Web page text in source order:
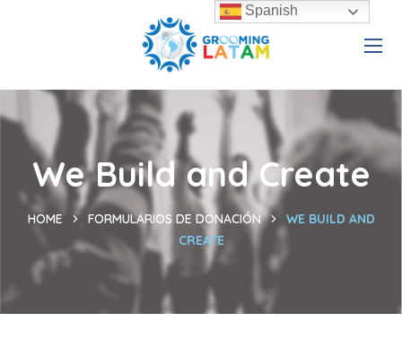
We Build and Create
HOME FORMULARIOS DE DONACIÓN
WE BUILD AND
CREATE
Spanish